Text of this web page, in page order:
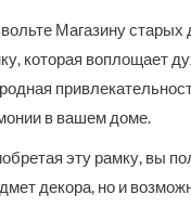
Магазину старых
которая воплощает
в вашем доме.
эту рамку, вы
декора, но и